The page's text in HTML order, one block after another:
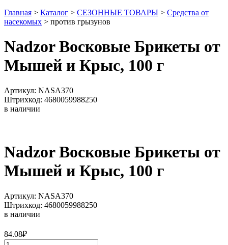
Главная > Каталог > СЕЗОННЫЕ ТОВАРЫ > Средства от
насекомых > против грызунов
Nadzor Восковые Брикеты от
Мышей и Крыс, 100 г
Артикул: NASA370
Штрихкод: 4680059988250
в наличии
Nadzor Восковые Брикеты от
Мышей и Крыс, 100 г
Артикул: NASA370
Штрихкод: 4680059988250
в наличии
84.08₽